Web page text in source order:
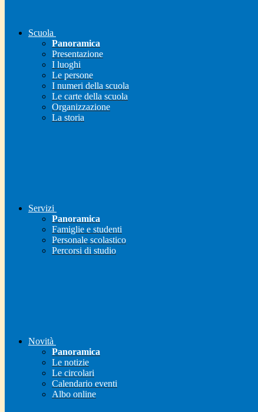
Scuola
Panoramica
Presentazione
I luoghi
Le persone
I numeri della scuola
Le carte della scuola
Organizzazione
La storia
Servizi
Panoramica
Famiglie e studenti
Personale scolastico
Percorsi di studio
Novità
Panoramica
Le notizie
Le circolari
Calendario eventi
Albo online